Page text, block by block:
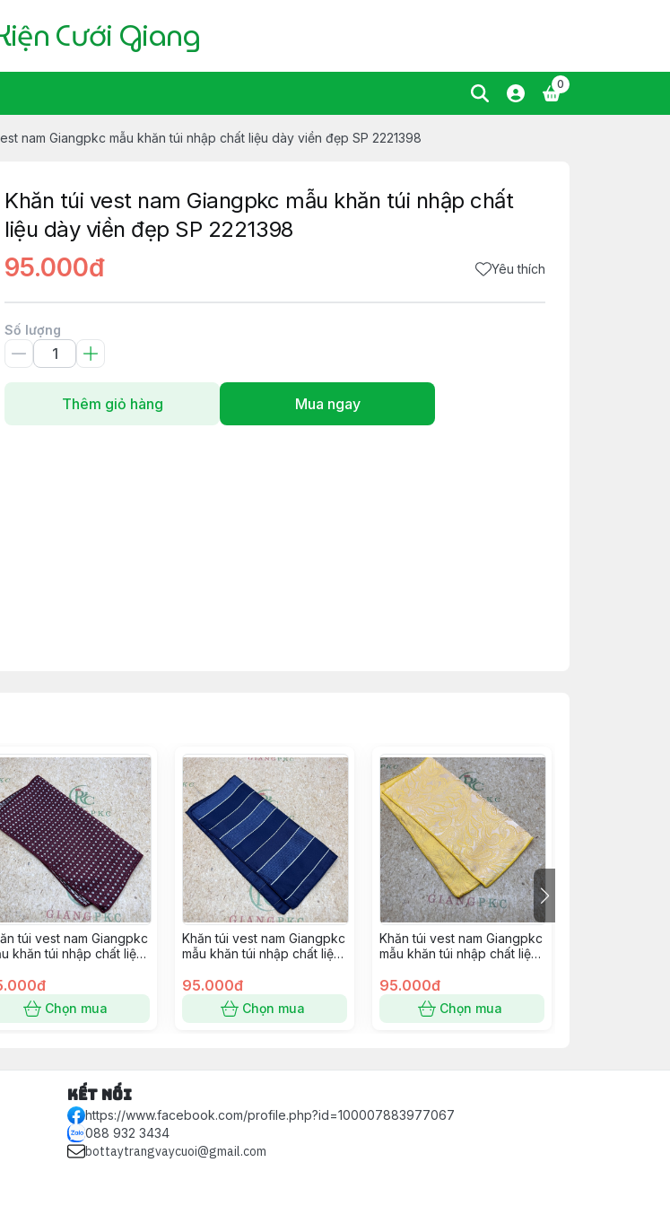
Cưới Giang
0
nam Giangpkc mẫu khăn túi nhập chất liệu dày viền đẹp SP 2221398
Khăn túi vest nam Giangpkc mẫu khăn túi nhập chất
liệu dày viền đẹp SP 2221398
95.000đ Yêu thích
Số lượng
Thêm giỏ hàng Mua ngay
túi vest nam Giangpkc
khăn túi nhập chất liệu
Chọn mua
Khăn túi vest nam Giangpkc
mẫu khăn túi nhập chất liệu
95.000đ
Chọn mua
Khăn túi vest nam Giangpkc
mẫu khăn túi nhập chất liệu
95.000đ
Chọn mua
Kết nối
https://www.facebook.com/profile.php?id=100007883977067
088 932 3434
bottaytrangvaycuoi@gmail.com